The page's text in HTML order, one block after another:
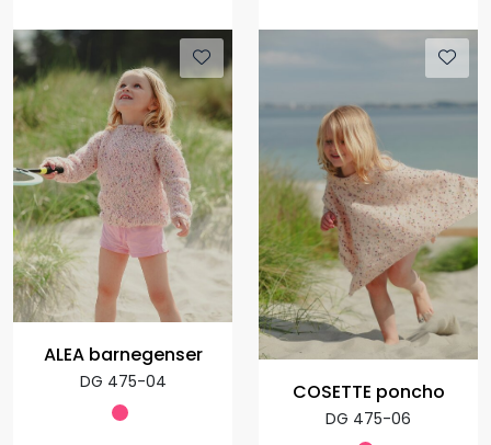
ALEA barnegenser
DG 475-04 COSETTE poncho
DG 475-06